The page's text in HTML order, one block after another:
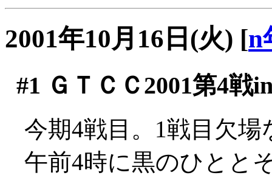
2001年10月16日(火) [n
#1 ＧＴＣＣ2001第4戦
今期4戦目。1戦目欠
午前4時に黒のひとと